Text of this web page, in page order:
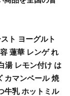
ト ヨーグルト
蓮華 レンゲ れ
湯 レモン付け は
カマンベール 焼
牛乳 ホットミル